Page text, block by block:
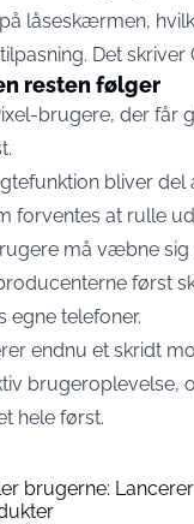
låseskærmen,
Det skriver
resten følger
brugere, der får
bliver del
forventes at rulle
må væbne sig
først
egne telefoner.
endnu et skridt
brugeroplevelse,
hele først.
brugerne: